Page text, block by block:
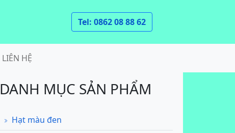
Tel: 0862 08 88 62
LIÊN HỆ
DANH MỤC SẢN PHẨM
Hạt màu đen